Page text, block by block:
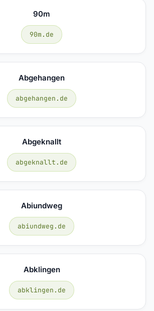
90m
90m.de
Abgehangen
abgehangen.de
Abgeknallt
abgeknallt.de
Abiundweg
abiundweg.de
Abklingen
abklingen.de